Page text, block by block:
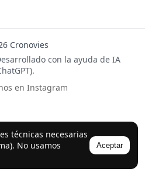
técnicas necesarias
No usamos
Aceptar
Cronovies
con la ayuda de IA
en Instagram